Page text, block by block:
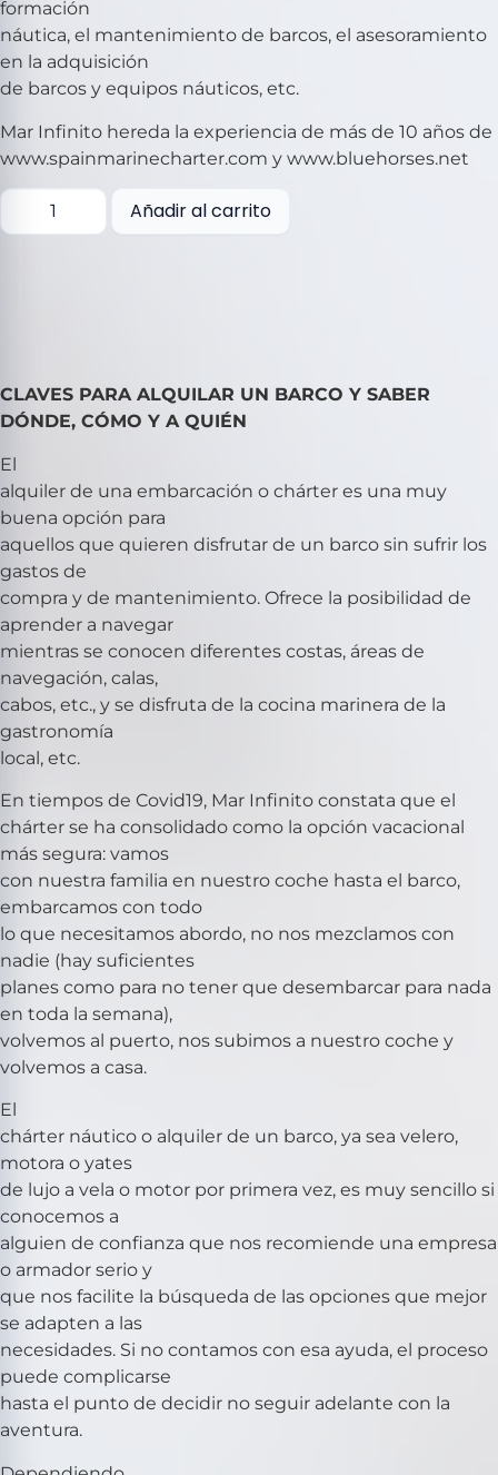
formación
náutica, el mantenimiento de barcos, el asesoramiento
en la adquisición
de barcos y equipos náuticos, etc.
Mar Infinito hereda la experiencia de más de 10 años de
www.spainmarinecharter.com y www.bluehorses.net
Añadir al carrito
CLAVES PARA ALQUILAR UN BARCO Y SABER
DÓNDE, CÓMO Y A QUIÉN
El
alquiler de una embarcación o chárter es una muy
buena opción para
aquellos que quieren disfrutar de un barco sin sufrir los
gastos de
compra y de mantenimiento. Ofrece la posibilidad de
aprender a navegar
mientras se conocen diferentes costas, áreas de
navegación, calas,
cabos, etc., y se disfruta de la cocina marinera de la
gastronomía
local, etc.
En tiempos de Covid19, Mar Infinito constata que el
chárter se ha consolidado como la opción vacacional
más segura: vamos
con nuestra familia en nuestro coche hasta el barco,
embarcamos con todo
lo que necesitamos abordo, no nos mezclamos con
nadie (hay suficientes
planes como para no tener que desembarcar para nada
en toda la semana),
volvemos al puerto, nos subimos a nuestro coche y
volvemos a casa.
El
chárter náutico o alquiler de un barco, ya sea velero,
motora o yates
de lujo a vela o motor por primera vez, es muy sencillo si
conocemos a
alguien de confianza que nos recomiende una empresa
o armador serio y
que nos facilite la búsqueda de las opciones que mejor
se adapten a las
necesidades. Si no contamos con esa ayuda, el proceso
puede complicarse
hasta el punto de decidir no seguir adelante con la
aventura.